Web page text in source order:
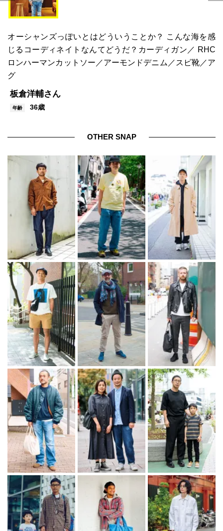
オーシャンズっぽいとはどういうことか？ こんな海を感
じるコーディネイトなんてどうだ？カーディガン／ RHC
ロンハーマンカットソー／アーモンドデニム／スビ靴／ア
グ
板倉洋輔さん
年齢 36歳
OTHER SNAP